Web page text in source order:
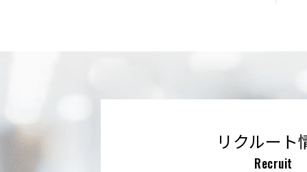
リクルート
Recruit